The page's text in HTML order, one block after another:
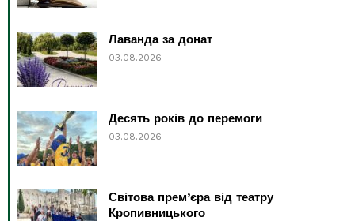
Лаванда за донат
03.08.2026
Десять років до перемоги
03.08.2026
Світова прем’єра від театру
Кропивницького